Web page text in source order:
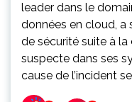
leader dans le
données en cloud, a
de sécurité suite à la
suspecte dans ses
cause de l’incident